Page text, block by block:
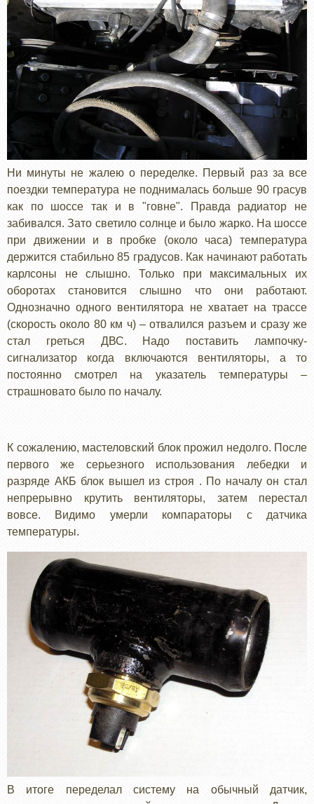
Ни минуты не жалею о переделке. Первый раз за все
поездки температура не поднималась больше 90 грасув
как по шоссе так и в "говне". Правда радиатор не
забивался. Зато светило солнце и было жарко. На шоссе
при движении и в пробке (около часа) температура
держится стабильно 85 градусов. Как начинают работать
карлсоны не слышно. Только при максимальных их
оборотах становится слышно что они работают.
Однозначно одного вентилятора не хватает на трассе
(скорость около 80 км ч) – отвалился разъем и сразу же
стал греться ДВС. Надо поставить лампочку-
сигнализатор когда включаются вентиляторы, а то
постоянно смотрел на указатель температуры –
страшновато было по началу.
К сожалению, мастеловский блок прожил недолго. После
первого же серьезного использования лебедки и
разряде АКБ блок вышел из строя . По началу он стал
непрерывно крутить вентиляторы, затем перестал
вовсе. Видимо умерли компараторы с датчика
температуры.
В итоге переделал систему на обычный датчик,